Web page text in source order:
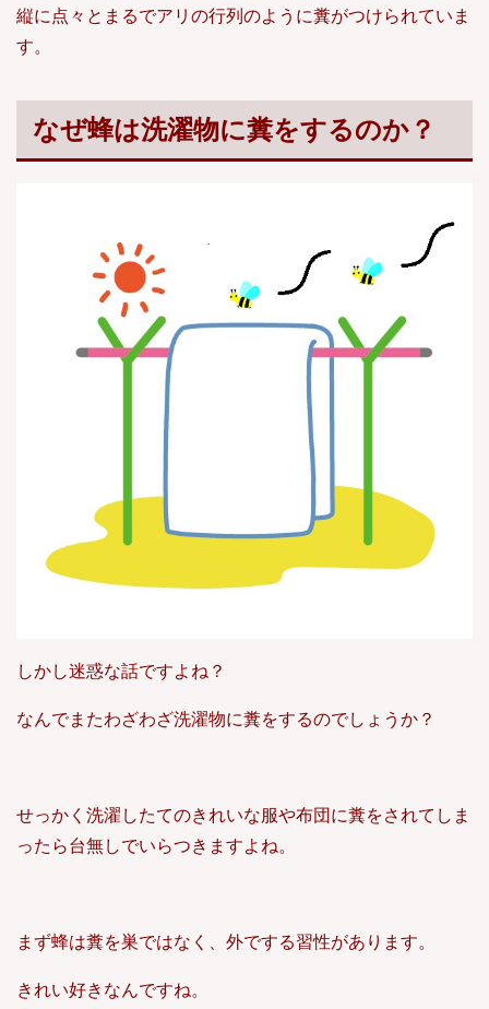
縦に点々とまるでアリの行列のように糞がつけられていま
す。
なぜ蜂は洗濯物に糞をするのか？
しかし迷惑な話ですよね？
なんでまたわざわざ洗濯物に糞をするのでしょうか？
せっかく洗濯したてのきれいな服や布団に糞をされてしま
ったら台無しでいらつきますよね。
まず蜂は糞を巣ではなく、外でする習性があります。
きれい好きなんですね。